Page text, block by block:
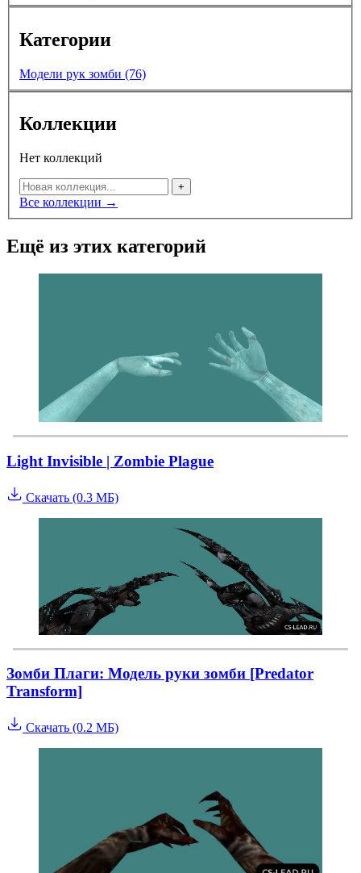
Категории
Модели рук зомби (76)
Коллекции
Нет коллекций
+
Все коллекции →
Ещё из этих категорий
Light Invisible | Zombie Plague
Скачать (0.3 МБ)
Зомби Плаги: Модель руки зомби [Predator
Transform]
Скачать (0.2 МБ)